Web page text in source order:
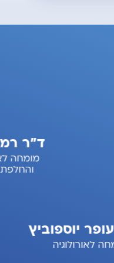
ד"ר רמי
מומחה
והחלפת מפרקים
פרופ' עופר
מומחה לאורולוגיה